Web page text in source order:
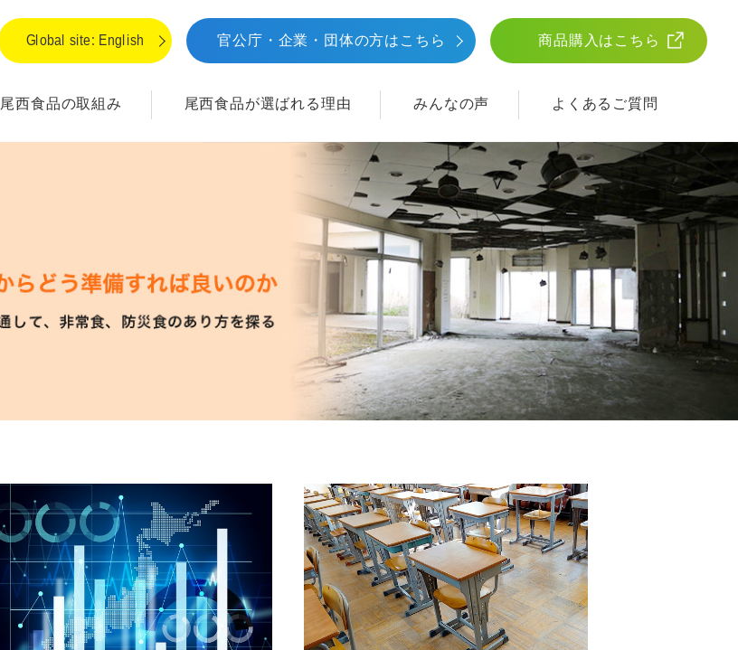
Global site: English 官公庁・企業・団体の方はこちら 商品購入はこちら
尾西食品の取組み 尾西食品が選ばれる理由 みんなの声 よくあるご質問